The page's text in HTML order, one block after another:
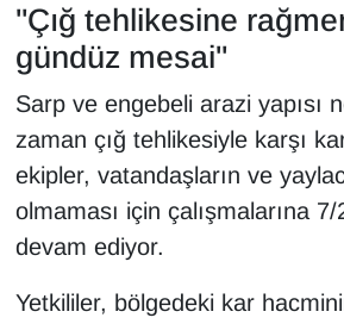
"Çığ tehlikesine
gündüz mesai"
Sarp ve engebeli arazi yapısı
zaman çığ tehlikesiyle karşı
ekipler, vatandaşların ve
olmaması için çalışmalarına 7/
devam ediyor.
Yetkililer, bölgedeki kar
SAĞLIK
Seri İlan
Sinema - TV
SİYASET
SPOR